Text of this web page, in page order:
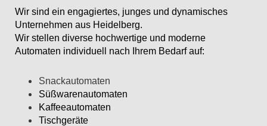
Wir sind ein engagiertes, junges und dynamisches
Unternehmen aus Heidelberg.
Wir stellen diverse hochwertige und moderne
Automaten individuell nach Ihrem Bedarf auf:
Snackautomaten
Süßwarenautomaten
Kaffeeautomaten
Tischgeräte